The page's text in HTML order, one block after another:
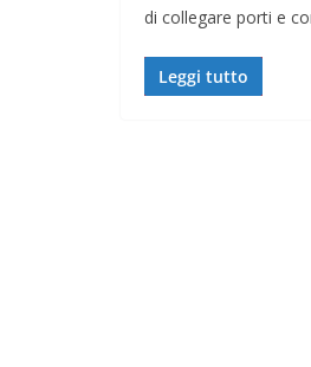
di collegare porti e
Leggi tutto